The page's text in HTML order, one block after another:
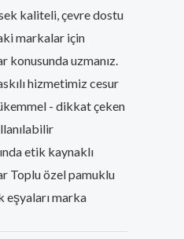
kaliteli, çevre dostu
markalar için
konusunda uzmanız.
hizmetimiz cesur
- dikkat çeken
etik kaynaklı
Toplu özel pamuklu
eşyaları marka